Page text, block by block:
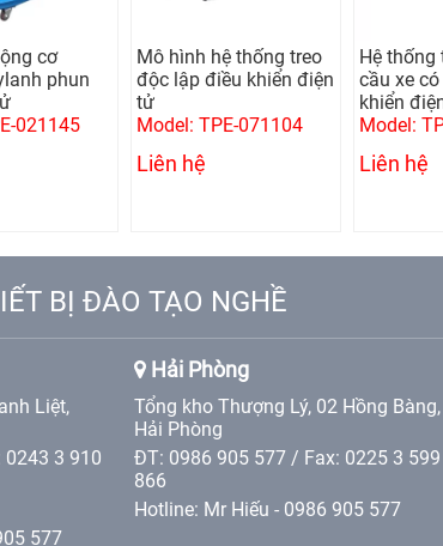
cơ
phun
021145
Mô hình hệ thống treo
độc lập điều khiển điện
tử
Model: TPE-071104
Liên hệ
Hệ thống
cầu xe
khiển
Model:
Liên hệ
BỊ ĐÀO TẠO NGHỀ
Liệt,
3 910
577
Hải Phòng
Tổng kho Thượng Lý, 02 Hồng Bàng,
Hải Phòng
ĐT: 0986 905 577 / Fax: 0225 3 599
866
Hotline: Mr Hiếu - 0986 905 577